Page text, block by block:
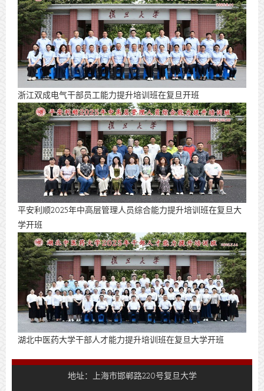
浙江双成电气干部员工能力提升培训班在复旦开班
平安利顺2025年中高层管理人员综合能力提升培训班在复旦大
学开班
​湖北中医药大学干部人才能力提升培训班在复旦大学开班
地址：上海市邯郸路220号复旦大学